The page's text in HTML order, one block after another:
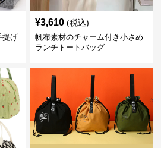
提げ
¥3,610 (税込)
帆布素材のチャーム付き小さめ
ランチトートバッグ